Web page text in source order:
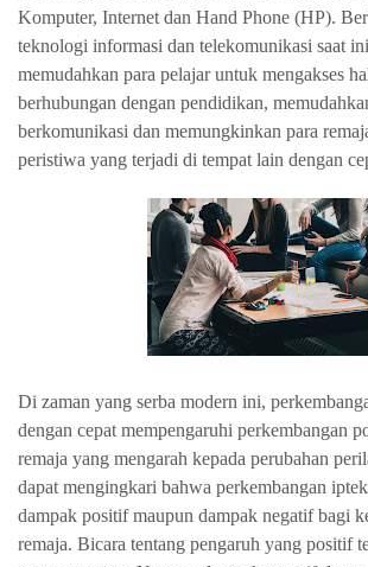
Komputer, Internet dan Hand Phone (HP).
teknologi informasi dan telekomunikasi saat
memudahkan para pelajar untuk mengakses
berhubungan dengan pendidikan,
berkomunikasi dan memungkinkan para
peristiwa yang terjadi di tempat lain dengan
Di zaman yang serba modern ini,
dengan cepat mempengaruhi perkembangan
remaja yang mengarah kepada perubahan
dapat mengingkari bahwa perkembangan
dampak positif maupun dampak negatif bagi
remaja. Bicara tentang pengaruh yang positif